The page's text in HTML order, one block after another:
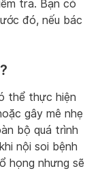
tra. Bạn có
đó, nếu bác
thể thực hiện
gây mê nhẹ
bộ quá trình
nội soi bệnh
họng nhưng sẽ